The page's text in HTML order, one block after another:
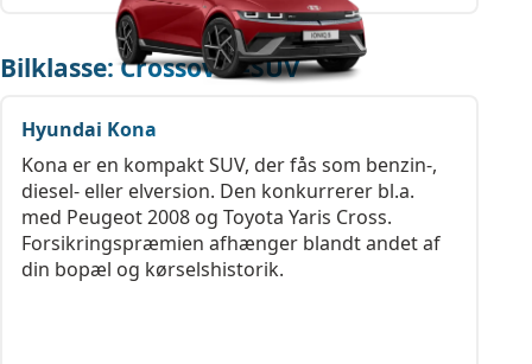
Bilklasse: Crossover-SUV
Hyundai Kona
Kona er en kompakt SUV, der fås som benzin-,
diesel- eller elversion. Den konkurrerer bl.a.
med Peugeot 2008 og Toyota Yaris Cross.
Forsikringspræmien afhænger blandt andet af
din bopæl og kørselshistorik.